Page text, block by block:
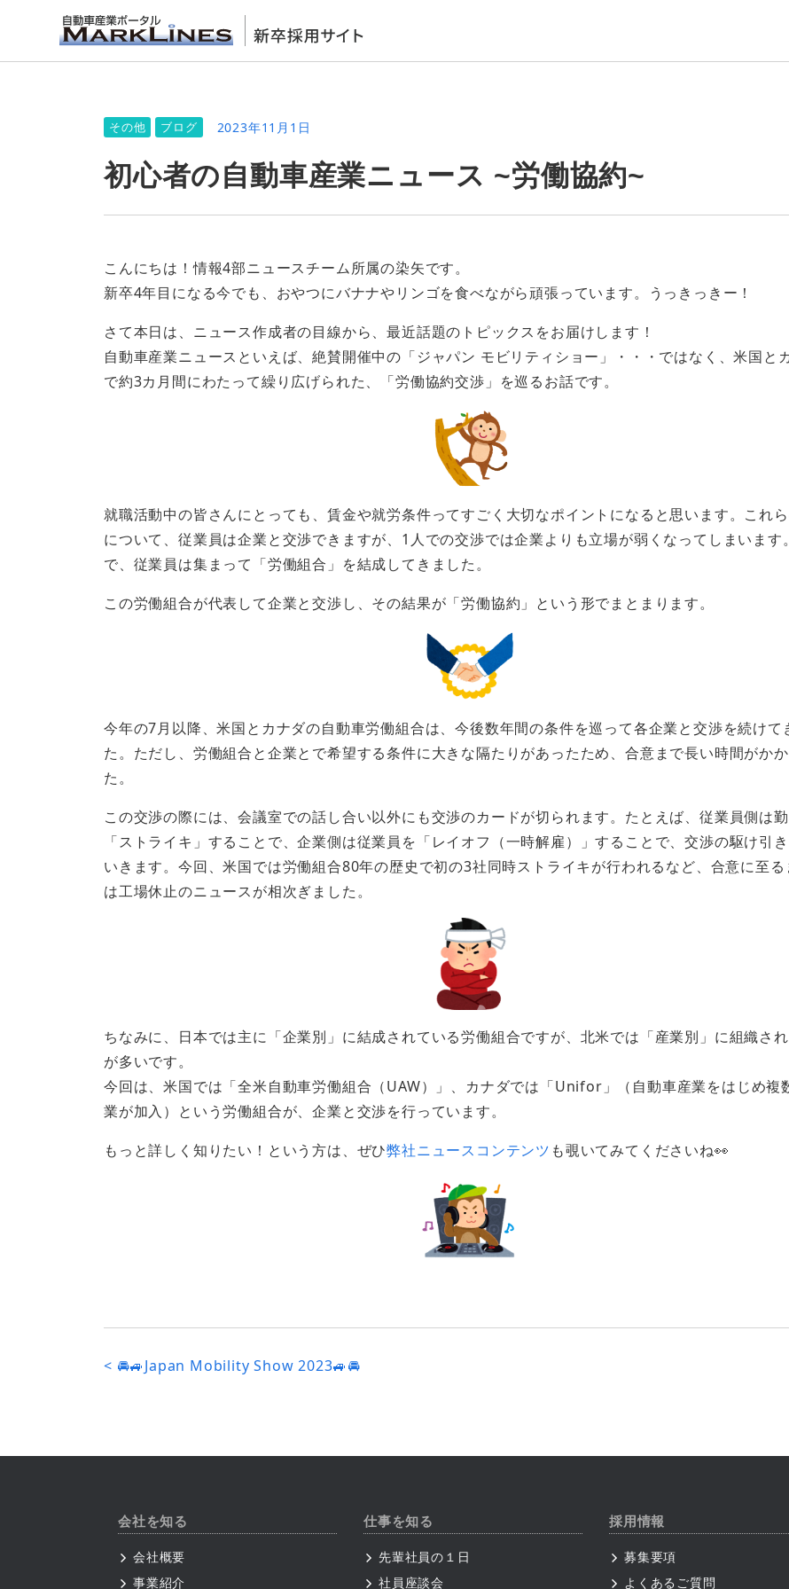
その他 ブログ 2023年11月1日
初心者の自動車産業ニュース ~労働協約~
こんにちは！情報4部ニュースチーム所属の染矢です。
新卒4年目になる今でも、おやつにバナナやリンゴを食べながら頑張っています。うっきっきー！
さて本日は、ニュース作成者の目線から、最近話題のトピックスをお届けします！
自動車産業ニュースといえば、絶賛開催中の「ジャパン モビリティショー」・・・ではなく、米国と
で約3カ月間にわたって繰り広げられた、「労働協約交渉」を巡るお話です。
就職活動中の皆さんにとっても、賃金や就労条件ってすごく大切なポイントになると思います。これ
について、従業員は企業と交渉できますが、1人での交渉では企業よりも立場が弱くなってしまいます
で、従業員は集まって「労働組合」を結成してきました。
この労働組合が代表して企業と交渉し、その結果が「労働協約」という形でまとまります。
今年の7月以降、米国とカナダの自動車労働組合は、今後数年間の条件を巡って各企業と交渉を続けて
た。ただし、労働組合と企業とで希望する条件に大きな隔たりがあったため、合意まで長い時間がか
た。
この交渉の際には、会議室での話し合い以外にも交渉のカードが切られます。たとえば、従業員側は
「ストライキ」することで、企業側は従業員を「レイオフ（一時解雇）」することで、交渉の駆け引
いきます。今回、米国では労働組合80年の歴史で初の3社同時ストライキが行われるなど、合意に至る
は工場休止のニュースが相次ぎました。
ちなみに、日本では主に「企業別」に結成されている労働組合ですが、北米では「産業別」に組織さ
が多いです。
今回は、米国では「全米自動車労働組合（UAW）」、カナダでは「Unifor」（自動車産業をはじめ複
業が加入）という労働組合が、企業と交渉を行っています。
もっと詳しく知りたい！という方は、ぜひ弊社ニュースコンテンツ も覗いてみてくださいね👀
< 🚘🚙Japan Mobility Show 2023🚙🚘
会社を知る
会社概要
事業紹介
仕事を知る
先輩社員の１日
社員座談会
採用情報
募集要項
よくあるご質問